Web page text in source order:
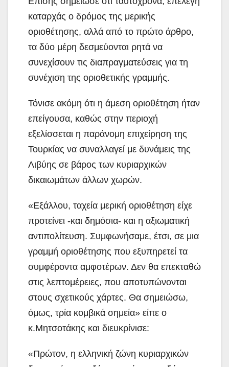
καταρχάς ο δρόμος της μερικής
οριοθέτησης, αλλά από το πρώτο άρθρο,
τα δύο μέρη δεσμεύονται ρητά να
συνεχίσουν τις διαπραγματεύσεις για τη
συνέχιση της οριοθετικής γραμμής.
Τόνισε ακόμη ότι η άμεση οριοθέτηση ήταν
επείγουσα, καθώς στην περιοχή
εξελίσσεται η παράνομη επιχείρηση της
Τουρκίας να συναλλαγεί με δυνάμεις της
Λιβύης σε βάρος των κυριαρχικών
δικαιωμάτων άλλων χωρών.
«Εξάλλου, ταχεία μερική οριοθέτηση είχε
προτείνει -και δημόσια- και η αξιωματική
αντιπολίτευση. Συμφωνήσαμε, έτσι, σε μια
γραμμή οριοθέτησης που εξυπηρετεί τα
συμφέροντα αμφοτέρων. Δεν θα επεκταθώ
στις λεπτομέρειες, που αποτυπώνονται
στους σχετικούς χάρτες. Θα σημειώσω,
όμως, τρία κομβικά σημεία» είπε ο
κ.Μητσοτάκης και διευκρίνισε:
«Πρώτον, η ελληνική ζώνη κυριαρχικών